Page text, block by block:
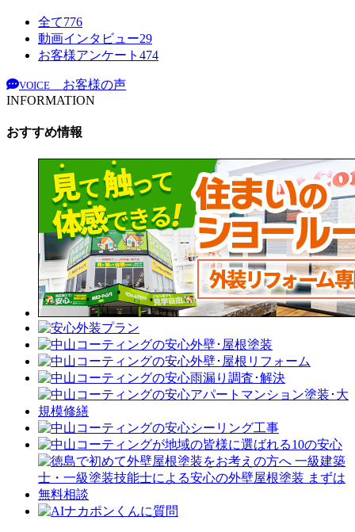
全て776
動画インタビュー29
お客様アンケート 474
VOICE
お客様の声
INFORMATION
おすすめ情報